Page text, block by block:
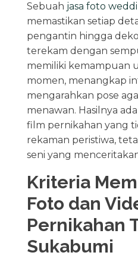
Sebuah jasa foto
memastikan setiap
pengantin hingga
terekam dengan
memiliki kemampuan
momen, menangkap
mengarahkan pose
menawan. Hasilnya
film pernikahan yang
rekaman peristiwa,
seni yang
Kriteria
Foto dan
Pernikahan
Sukabumi